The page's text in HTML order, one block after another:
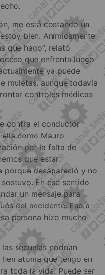
me está costando un
bien. Anímicamente
que hago”, relató
que enfrenta luego
ya puede
muletas, aunque todavía
controles médicos
contra el conductor
como Mauro
por la falta de
que estar
porque desapareció y no
En ese sentido
un mensaje para
del accidente. Eso a
persona hizo mucho
secuelas podrían
que tengo en
toda la vida. Puede ser